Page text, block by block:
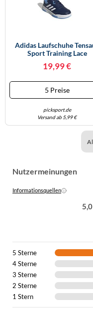
Adidas Laufschuhe
Sport Training Lace
Dunkelblau/Cloud White/
Burst Größe 36 2/3
19,99 €
5 Preise
picksport.de
Versand ab 5,99 €
Nutzermeinungen
Informationsquellen
5 Sterne
4 Sterne
3 Sterne
2 Sterne
1 Stern